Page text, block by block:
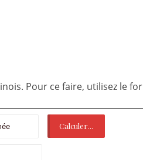
Pour ce faire, utilisez le